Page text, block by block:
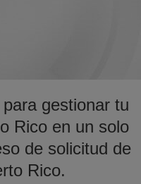
gestionar tu
Rico en un solo
de solicitud de
Rico.